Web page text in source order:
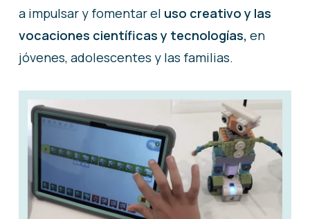
a impulsar y fomentar el uso creativo y las
vocaciones científicas y tecnologías, en
jóvenes, adolescentes y las familias.